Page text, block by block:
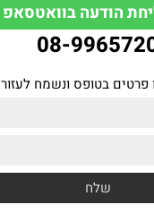
הודעה בוואטסאפ
08-
פרטים בטופס ונשמח לעזור